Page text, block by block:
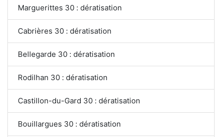
Marguerittes 30 : dératisation
Cabrières 30 : dératisation
Bellegarde 30 : dératisation
Rodilhan 30 : dératisation
Castillon-du-Gard 30 : dératisation
Bouillargues 30 : dératisation